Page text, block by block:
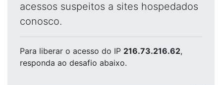
acessos suspeitos a sites hospedados
conosco.
Para liberar o acesso do IP 216.73.216.62,
responda ao desafio abaixo.